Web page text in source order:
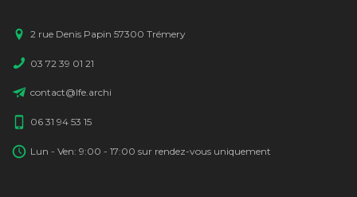
2 rue Denis Papin 57300 Trémery
03 72 39 01 21
contact@lfe.archi
06 31 94 53 15
Lun - Ven: 9:00 - 17:00 sur rendez-vous uniquement